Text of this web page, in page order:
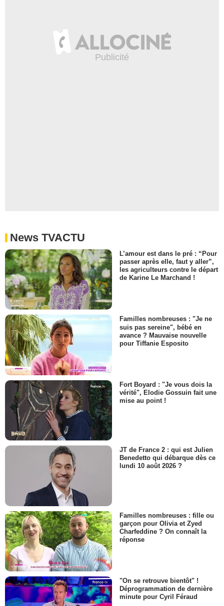
News TVACTU
L’amour est dans le pré : “Pour
passer après elle, faut y aller”,
les agriculteurs contre le départ
de Karine Le Marchand !
Familles nombreuses : "Je ne
suis pas sereine", bébé en
avance ? Mauvaise nouvelle
pour Tiffanie Esposito
Fort Boyard : "Je vous dois la
vérité", Elodie Gossuin fait une
mise au point !
JT de France 2 : qui est Julien
Benedetto qui débarque dès ce
lundi 10 août 2026 ?
Familles nombreuses : fille ou
garçon pour Olivia et Zyed
Charfeddine ? On connaît la
réponse
"On se retrouve bientôt" !
Déprogrammation de dernière
minute pour Cyril Féraud